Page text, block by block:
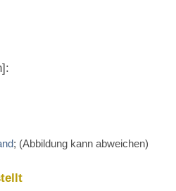
; (Abbildung kann abweichen)